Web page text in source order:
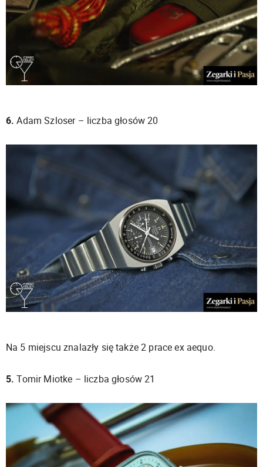
6. Adam Szloser – liczba głosów 20
Na 5 miejscu znalazły się także 2 prace ex aequo.
5. Tomir Miotke – liczba głosów 21